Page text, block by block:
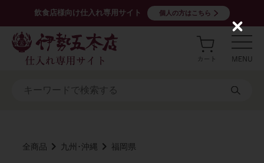
飲食店様向け仕入れ専用サイト 個人の方はこちら
全商品 九州･沖縄 福岡県
C
l
s